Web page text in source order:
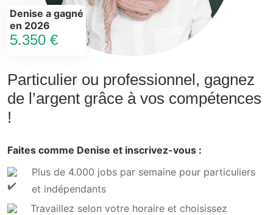
Particulier ou professionnel, gagnez
de l’argent grâce à vos compétences
!
Faites comme Denise et inscrivez-vous :
Plus de 4.000 jobs par semaine pour particuliers
et indépendants
Travaillez selon votre horaire et choisissez
Denise a gagné
en 2026
5.350 €